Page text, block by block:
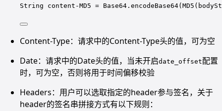
String content -MD5 = Base64. encodeBase64(MD5
Content-Type：请求中的Content-Type头的值，可为空
Date：请求中的Date头的值，当未开启date_offset配置
时，可为空，否则将用于时间偏移校验
Headers：用户可以选取指定的header参与签名，关于
header的签名串拼接方式有以下规则：